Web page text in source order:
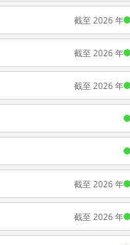
截至 2026 年
截至 2026 年
截至 2026 年
截至 2026 年
截至 2026 年